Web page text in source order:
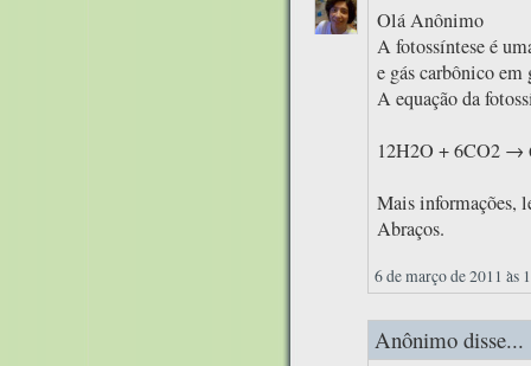
Olá Anônimo
A fotossíntese é
e gás carbônico
A equação da
12H2O + 6CO2 →
Mais informações,
Abraços.
6 de março de 2011 às
Anônimo disse...